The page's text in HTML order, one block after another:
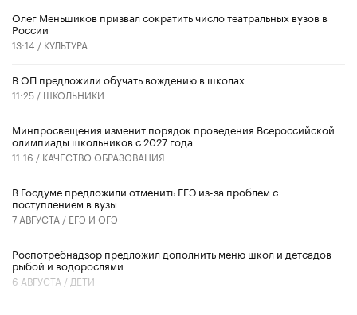
Олег Меньшиков призвал сократить число театральных вузов в
России
13:14 / КУЛЬТУРА
В ОП предложили обучать вождению в школах
11:25 / ШКОЛЬНИКИ
Минпросвещения изменит порядок проведения Всероссийской
олимпиады школьников с 2027 года
11:16 / КАЧЕСТВО ОБРАЗОВАНИЯ
В Госдуме предложили отменить ЕГЭ из-за проблем с
поступлением в вузы
7 АВГУСТА / ЕГЭ И ОГЭ
Роспотребнадзор предложил дополнить меню школ и детсадов
рыбой и водорослями
6 АВГУСТА / ДЕТИ